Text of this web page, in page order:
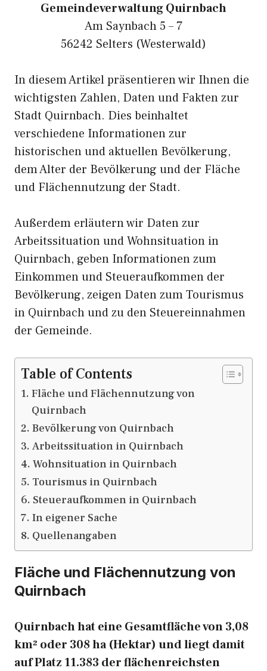
Gemeindeverwaltung Quirnbach
Am Saynbach 5 – 7
56242 Selters (Westerwald)
In diesem Artikel präsentieren wir Ihnen die
wichtigsten Zahlen, Daten und Fakten zur
Stadt Quirnbach. Dies beinhaltet
verschiedene Informationen zur
historischen und aktuellen Bevölkerung,
dem Alter der Bevölkerung und der Fläche
und Flächennutzung der Stadt.
Außerdem erläutern wir Daten zur
Arbeitssituation und Wohnsituation in
Quirnbach, geben Informationen zum
Einkommen und Steueraufkommen der
Bevölkerung, zeigen Daten zum Tourismus
in Quirnbach und zu den Steuereinnahmen
der Gemeinde.
Table of Contents
Fläche und Flächennutzung von
Quirnbach
Bevölkerung von Quirnbach
Arbeitssituation in Quirnbach
Wohnsituation in Quirnbach
Tourismus in Quirnbach
Steueraufkommen in Quirnbach
In eigener Sache
Quellenangaben
Fläche und Flächennutzung von
Quirnbach
Quirnbach hat eine Gesamtfläche von 3,08
km² oder 308 ha (Hektar) und liegt damit
auf Platz 11.383 der flächenreichsten